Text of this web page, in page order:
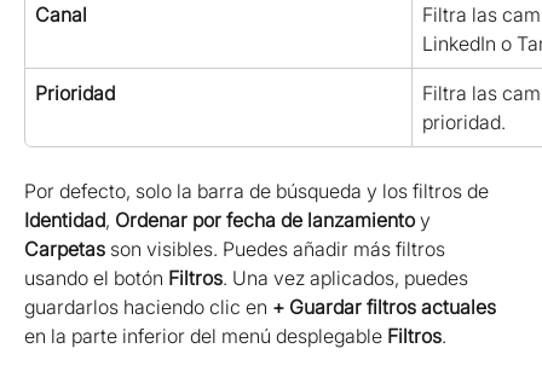
Canal
Filtra las
LinkedIn o
Prioridad
Filtra las
prioridad.
Por defecto, solo la barra de búsqueda y los filtros de
Identidad, Ordenar por fecha de lanzamiento y
Carpetas son visibles. Puedes añadir más filtros
usando el botón Filtros. Una vez aplicados, puedes
guardarlos haciendo clic en + Guardar filtros actuales
en la parte inferior del menú desplegable Filtros.